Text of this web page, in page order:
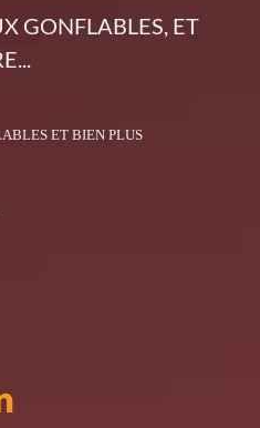
GONFLABLES, ET
ET BIEN PLUS